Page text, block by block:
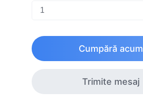
Cumpără acum
Trimite mesaj